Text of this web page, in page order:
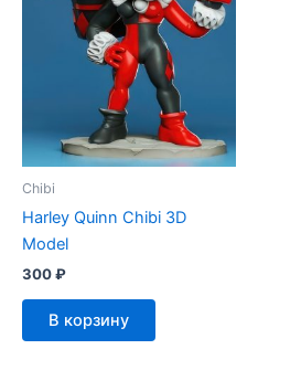
Chibi
Harley Quinn Chibi 3D
Model
300₽
В корзину